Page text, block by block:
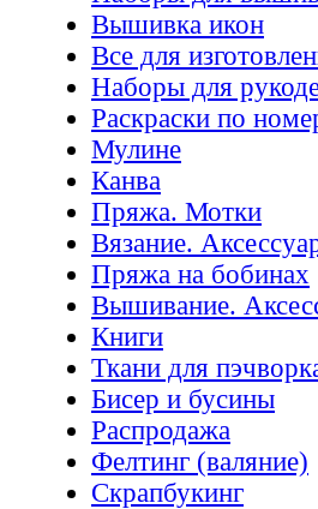
Вышивка икон
Все для
Наборы для
Раскраски по
Мулине
Канва
Пряжа. Мотки
Вязание.
Пряжа на бобинах
Вышивание.
Книги
Ткани для
Бисер и бусины
Распродажа
Фелтинг (валяние)
Скрапбукинг